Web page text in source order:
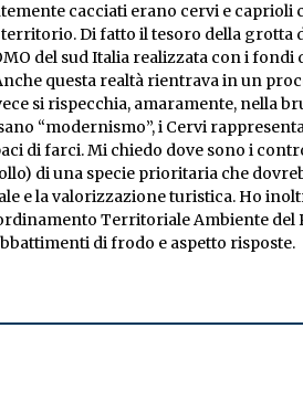
cacciati erano cervi e caprioli
Di fatto il tesoro della grotta
del sud Italia realizzata con i fondi
questa realtà rientrava in un
si rispecchia, amaramente, nella
“modernismo”, i Cervi
di farci. Mi chiedo dove sono i
di una specie prioritaria che
e la valorizzazione turistica. Ho
Territoriale Ambiente del
di frodo e aspetto risposte.